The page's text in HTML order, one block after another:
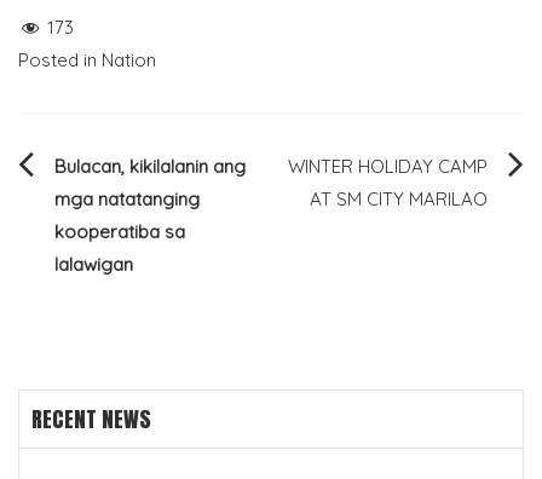
173
Posted in Nation
Post
navigation
Bulacan, kikilalanin ang
mga natatanging
kooperatiba sa
lalawigan
WINTER HOLIDAY CAMP
AT SM CITY MARILAO
RECENT NEWS